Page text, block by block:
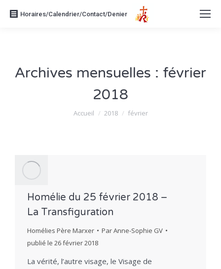
Horaires/Calendrier/Contact/Denier
Archives mensuelles : février
2018
Vous êtes ici :
Accueil 2018 février
Homélie du 25 février 2018 –
La Transfiguration
Homélies Père Marxer ParAnne-Sophie GV
publié le 26 février 2018
La vérité, l’autre visage, le Visage de